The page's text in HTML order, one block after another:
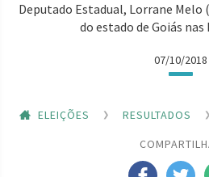
Deputado Estadual, Lorrane Melo
do estado de Goiás nas
07/10/2018
ELEIÇÕES RESULTADOS